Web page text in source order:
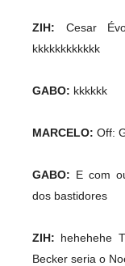
ZIH: Cesar
kkkkkkkkkkkk
GABO: kkkkkk
MARCELO: Off:
GABO: E com
dos bastidores
ZIH: hehehehe
Becker seria o